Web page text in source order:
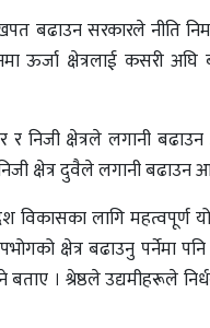
खपत बढाउन सरकारले नीति
ऊर्जा क्षेत्रलाई कसरी
र निजी क्षेत्रले लगानी
क्षेत्र दुवैले लगानी बढाउन
विकासका लागि
क्षेत्र बढाउनु
। श्रेष्ठले उद्यमीहरूले